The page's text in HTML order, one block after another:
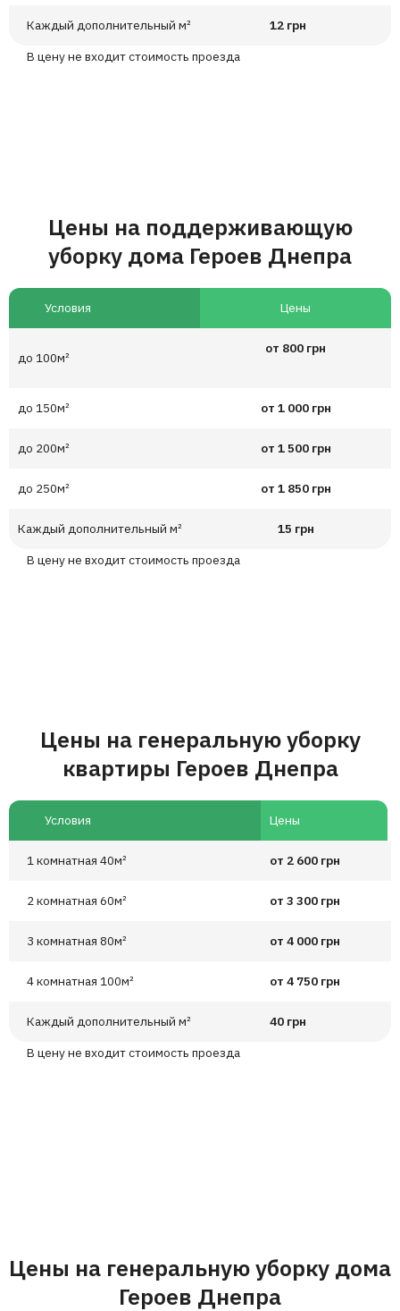
Каждый дополнительный м²
12 грн
В цену не входит стоимость проезда
Цены на поддерживающую
уборку дома Героев Днепра
Условия Цены
до 100м²
от 800 грн
до 150м² от 1 000 грн
до 200м² от 1 500 грн
до 250м² от 1 850 грн
Каждый дополнительный м²
15 грн
В цену не входит стоимость проезда
Цены на генеральную уборку
квартиры Героев Днепра
Условия Цены
1 комнатная 40м² от 2 600 грн
2 комнатная 60м² от 3 300 грн
3 комнатная 80м² от 4 000 грн
4 комнатная 100м² от 4 750 грн
Каждый дополнительный м²
40 грн
В цену не входит стоимость проезда
Цены на генеральную уборку дома
Героев Днепра